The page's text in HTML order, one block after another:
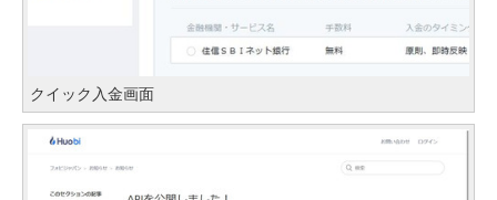
クイック入金画面